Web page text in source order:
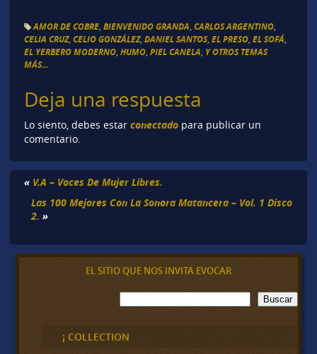
AMOR DE COBRE, BIENVENIDO GRANDA CARLOS ARGENTINO,
CELIA CRUZ, CELIO GONZÁLEZ, DANIEL SANTOS, EL PRESO, EL SOFÁ
EL YERBERO MODERNO, HUMO, PIEL CANELA Y OTROS TEMAS
MÁS...
Deja una respuesta
Lo siento, debes estar conectadopara publicar un
comentario.
« V.A – Voces De Mujer Libres.
Las 100 Mejores Con La Sonora Matancera – Vol. 1 Disco
2. »
EL SITIO QUE NOS INVITA EVOCAR
B
u
c
a
Buscar
¡ COLLECTION